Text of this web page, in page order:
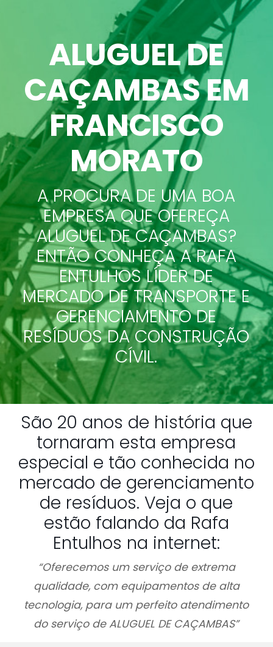
ALUGUEL DE
CAÇAMBASEM
FRANCISCO
MORATO
A PROCURA DE UMA BOA
EMPRESA QUE OFEREÇA
ALUGUEL DE CAÇAMBAS?
ENTÃO CONHEÇA A RAFA
ENTULHOS LÍDER DE
MERCADO DE TRANSPORTE E
GERENCIAMENTO DE
RESÍDUOS DA CONSTRUÇÃO
CÍVIL.
São 20 anos de história que
tornaram esta empresa
especial e tão conhecida no
mercado de gerenciamento
de resíduos. Veja o que
estão falando da Rafa
Entulhos na internet:
“Oferecemos um serviço de extrema
qualidade, com equipamentos de alta
tecnologia, para um perfeito atendimento
do serviço de ALUGUEL DE CAÇAMBAS”